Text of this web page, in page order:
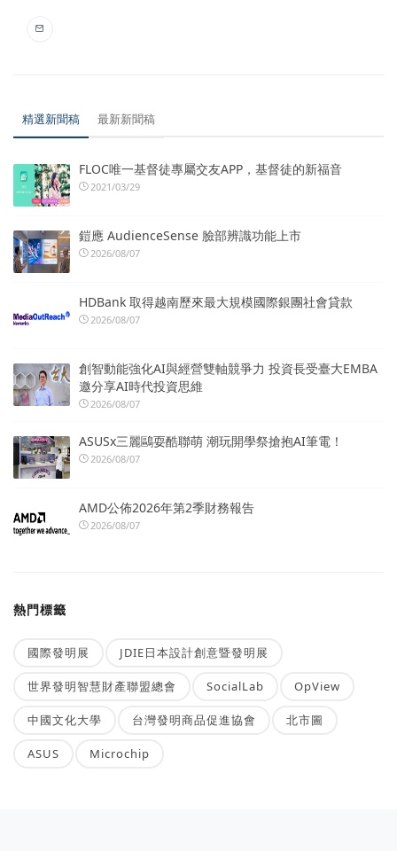
精選新聞稿 最新新聞稿
FLOC唯一基督徒專屬交友APP，基督徒的新福音
2021/03/29
鎧應 AudienceSense 臉部辨識功能上市
2026/08/07
HDBank 取得越南歷來最大規模國際銀團社會貸款
2026/08/07
創智動能強化AI與經營雙軸競爭力 投資長受臺大EMBA
邀分享AI時代投資思維
2026/08/07
ASUSx三麗鷗耍酷聯萌 潮玩開學祭搶抱AI筆電！
2026/08/07
AMD公佈2026年第2季財務報告
2026/08/07
熱門標籤
國際發明展 JDIE日本設計創意暨發明展
世界發明智慧財產聯盟總會 SocialLab OpView
中國文化大學 台灣發明商品促進協會 北市圖
ASUS Microchip